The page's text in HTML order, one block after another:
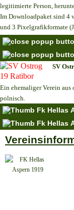
legitimierte Person,
Im Downloadpaket sind 4
und 3 Pixelgrafikformate
SV
Ein ehemaliger Verein aus
polnisch.